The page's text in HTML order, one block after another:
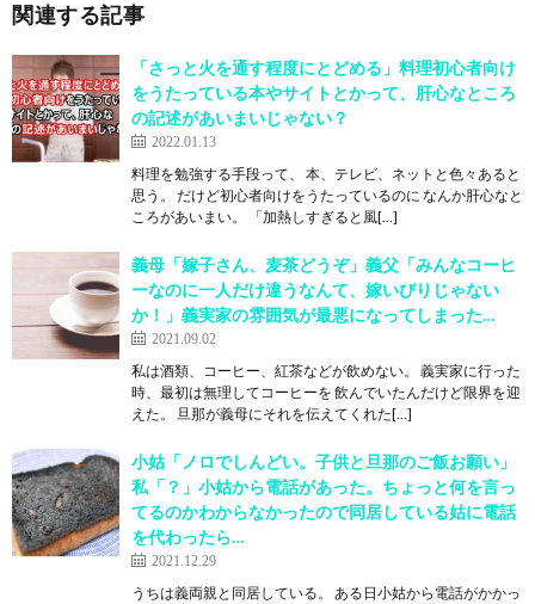
関連する記事
「さっと火を通す程度にとどめる」料理初心者向け
をうたっている本やサイトとかって、肝心なところ
の記述があいまいじゃない？
2022.01.13
料理を勉強する手段って、 本、テレビ、ネットと色々あると
思う。 だけど初心者向けをうたっているのに なんか肝心なと
ころがあいまい。 「加熱しすぎると風[…]
義母「嫁子さん、麦茶どうぞ」義父「みんなコーヒ
ーなのに一人だけ違うなんて、嫁いびりじゃない
か！」義実家の雰囲気が最悪になってしまった…
2021.09.02
私は酒類、コーヒー、紅茶などが飲めない。 義実家に行った
時、最初は無理してコーヒーを 飲んでいたんだけど限界を迎
えた。 旦那が義母にそれを伝えてくれた[…]
小姑「ノロでしんどい。子供と旦那のご飯お願い」
私「？」小姑から電話があった。ちょっと何を言っ
てるのかわからなかったので同居している姑に電話
を代わったら…
2021.12.29
うちは義両親と同居している。 ある日小姑から電話がかかっ